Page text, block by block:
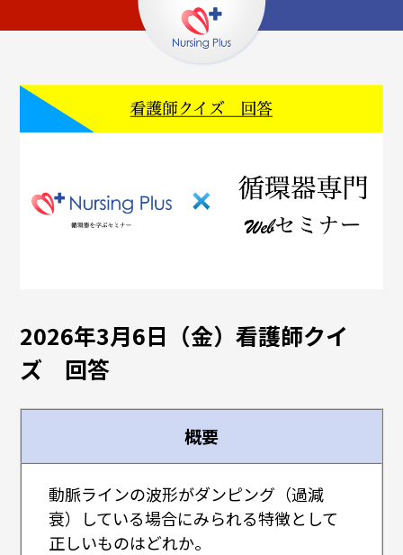
2026年3月6日（金）看護師クイ
ズ 回答
概要
動脈ラインの波形がダンピング（過減
衰）している場合にみられる特徴として
正しいものはどれか。